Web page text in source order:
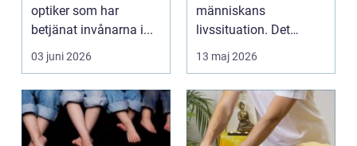
optiker som har
betjänat invånarna i...
03 juni 2026
människans
livssituation. Det
handlar sällan bara
om alkohol, narkoti...
13 maj 2026